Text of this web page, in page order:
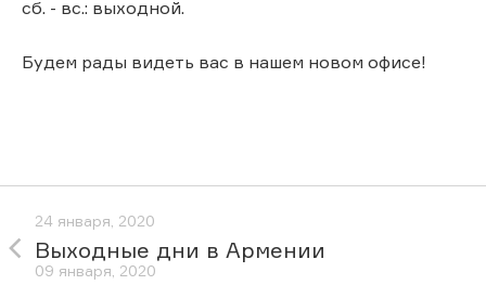
сб. - вс.: выходной.
Будем рады видеть вас в нашем новом офисе!
24 января, 2020
Выходные дни в Армении
09 января, 2020